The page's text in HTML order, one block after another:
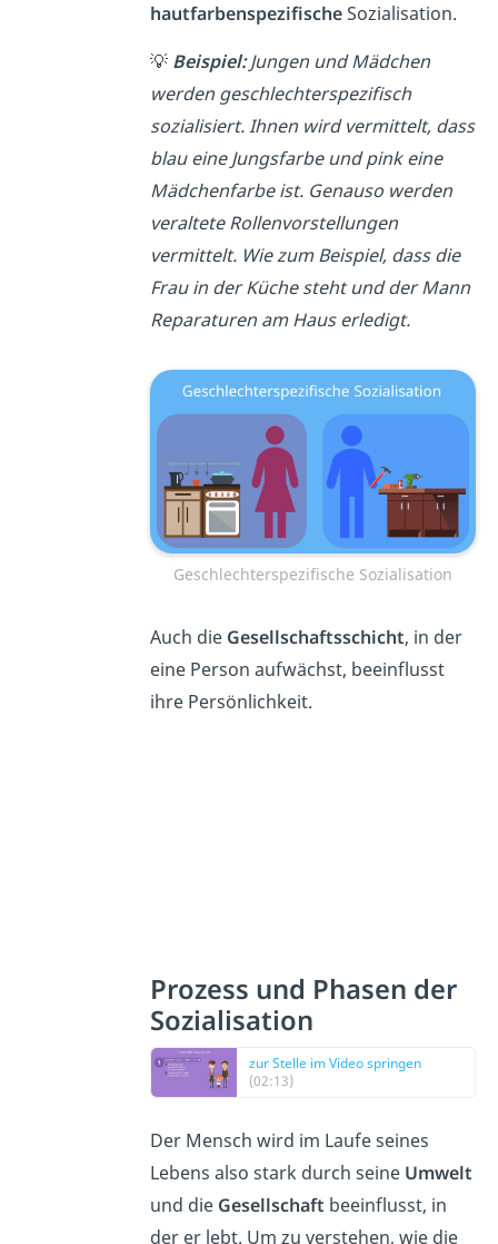
hautfarbenspezifischeSozialisation.
💡 Beispiel:Jungen und Mädchen
werden geschlechterspezifisch
sozialisiert. Ihnen wird vermittelt, dass
blau eine Jungsfarbe und pink eine
Mädchenfarbe ist. Genauso werden
veraltete Rollenvorstellungen
vermittelt. Wie zum Beispiel, dass die
Frau in der Küche steht und der Mann
Reparaturen am Haus erledigt.
Geschlechterspezifische Sozialisation
Auch die Gesellschaftsschicht, in der
eine Person aufwächst, beeinflusst
ihre Persönlichkeit.
Prozess und Phasen der
Sozialisation
zur Stelle im Video springen
(02:13)
Der Mensch wird im Laufe seines
Lebens also stark durch seine Umwelt
und die Gesellschaft beeinflusst, in
der er lebt. Um zu verstehen, wie die